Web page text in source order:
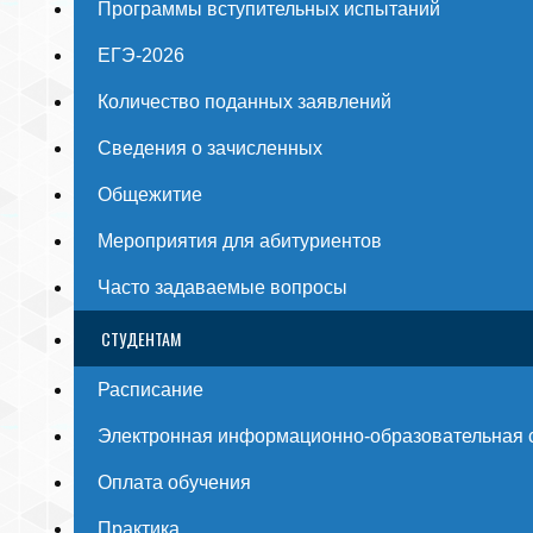
Программы вступительных испытаний
ЕГЭ-2026
Количество поданных заявлений
Сведения о зачисленных
Общежитие
Мероприятия для абитуриентов
Часто задаваемые вопросы
СТУДЕНТАМ
Расписание
Электронная информационно-образовательная
Оплата обучения
Практика